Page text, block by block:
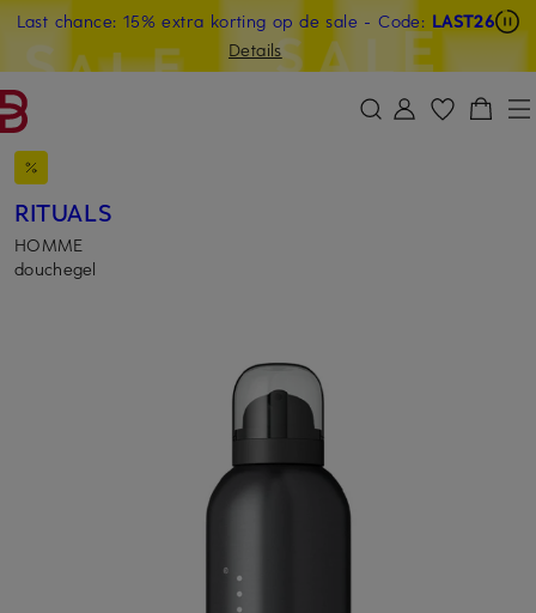
GA NAAR ZOEKEN
Last chance: 15% extra korting op de sale - Code: LAST26
Details
RITUALS
HOMME
douchegel